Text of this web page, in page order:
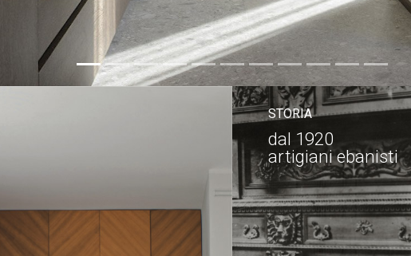
STORIA
dal 1920
artigiani ebanisti